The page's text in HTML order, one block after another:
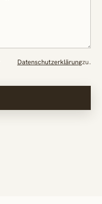
Datenschutzerklärungzu.